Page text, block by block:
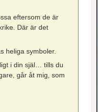
eftersom de är
Där är det
heliga symboler.
i din själ… tills du
går åt mig, som